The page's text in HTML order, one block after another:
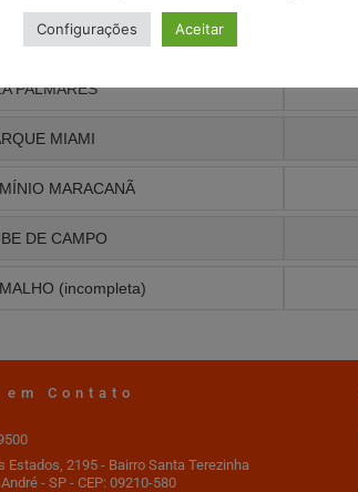
DAS NAÇÕES
PALMARES
MIAMI
MARACANÃ
DE CAMPO
(incompleta)
em Contato
Estados, 2195 - Bairro Santa Terezinha
- SP - CEP: 09210-580
Configurações Aceitar